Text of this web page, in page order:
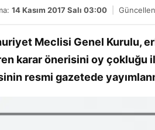
14 Kasım 2017 Salı 03:00
Meclisi Genel Kurulu,
karar önerisini oy çokluğu
resmi gazetede